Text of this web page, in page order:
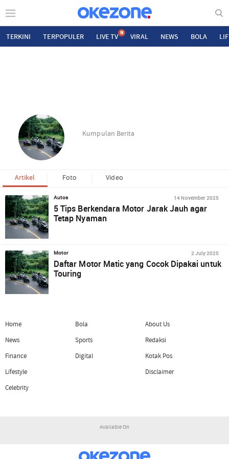
TERKINI TERPOPULER LIVE TV N VIRAL NEWS BOLA
Kumpulan Berita
Artikel Foto Video
Autos 14 November 2025
5 Tips Berkendara Motor Jarak Jauh agar
Tetap Nyaman
Motor 2 July 2025
Daftar Motor Matic yang Cocok Dipakai untuk
Touring
Home
News
Finance
Lifestyle
Celebrity
Bola
Sports
Digital
About Us
Redaksi
Kotak Pos
Disclaimer
Available On